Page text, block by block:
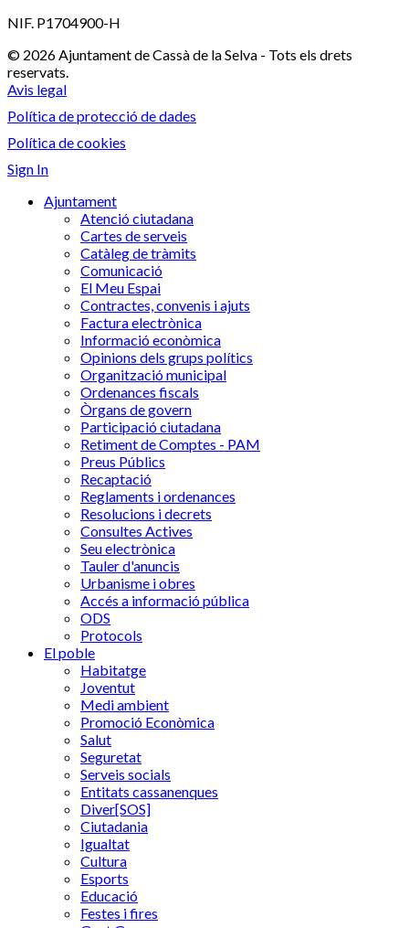
NIF. P1704900-H
© 2026 Ajuntament de Cassà de la Selva - Tots els drets
reservats.
Avis legal
Política de protecció de dades
Política de cookies
Sign In
Ajuntament
Atenció ciutadana
Cartes de serveis
Catàleg de tràmits
Comunicació
El Meu Espai
Contractes, convenis i ajuts
Factura electrònica
Informació econòmica
Opinions dels grups polítics
Organització municipal
Ordenances fiscals
Òrgans de govern
Participació ciutadana
Retiment de Comptes - PAM
Preus Públics
Recaptació
Reglaments i ordenances
Resolucions i decrets
Consultes Actives
Seu electrònica
Tauler d'anuncis
Urbanisme i obres
Accés a informació pública
ODS
Protocols
El poble
Habitatge
Joventut
Medi ambient
Promoció Econòmica
Salut
Seguretat
Serveis socials
Entitats cassanenques
Diver[SOS]
Ciutadania
Igualtat
Cultura
Esports
Educació
Festes i fires